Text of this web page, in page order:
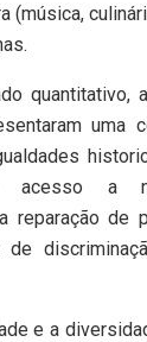
(música,
quantitativo,
uma
acesso a
reparação de
de
e a